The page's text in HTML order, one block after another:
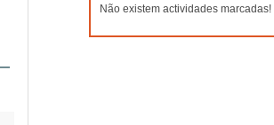
Não existem actividades marcadas!